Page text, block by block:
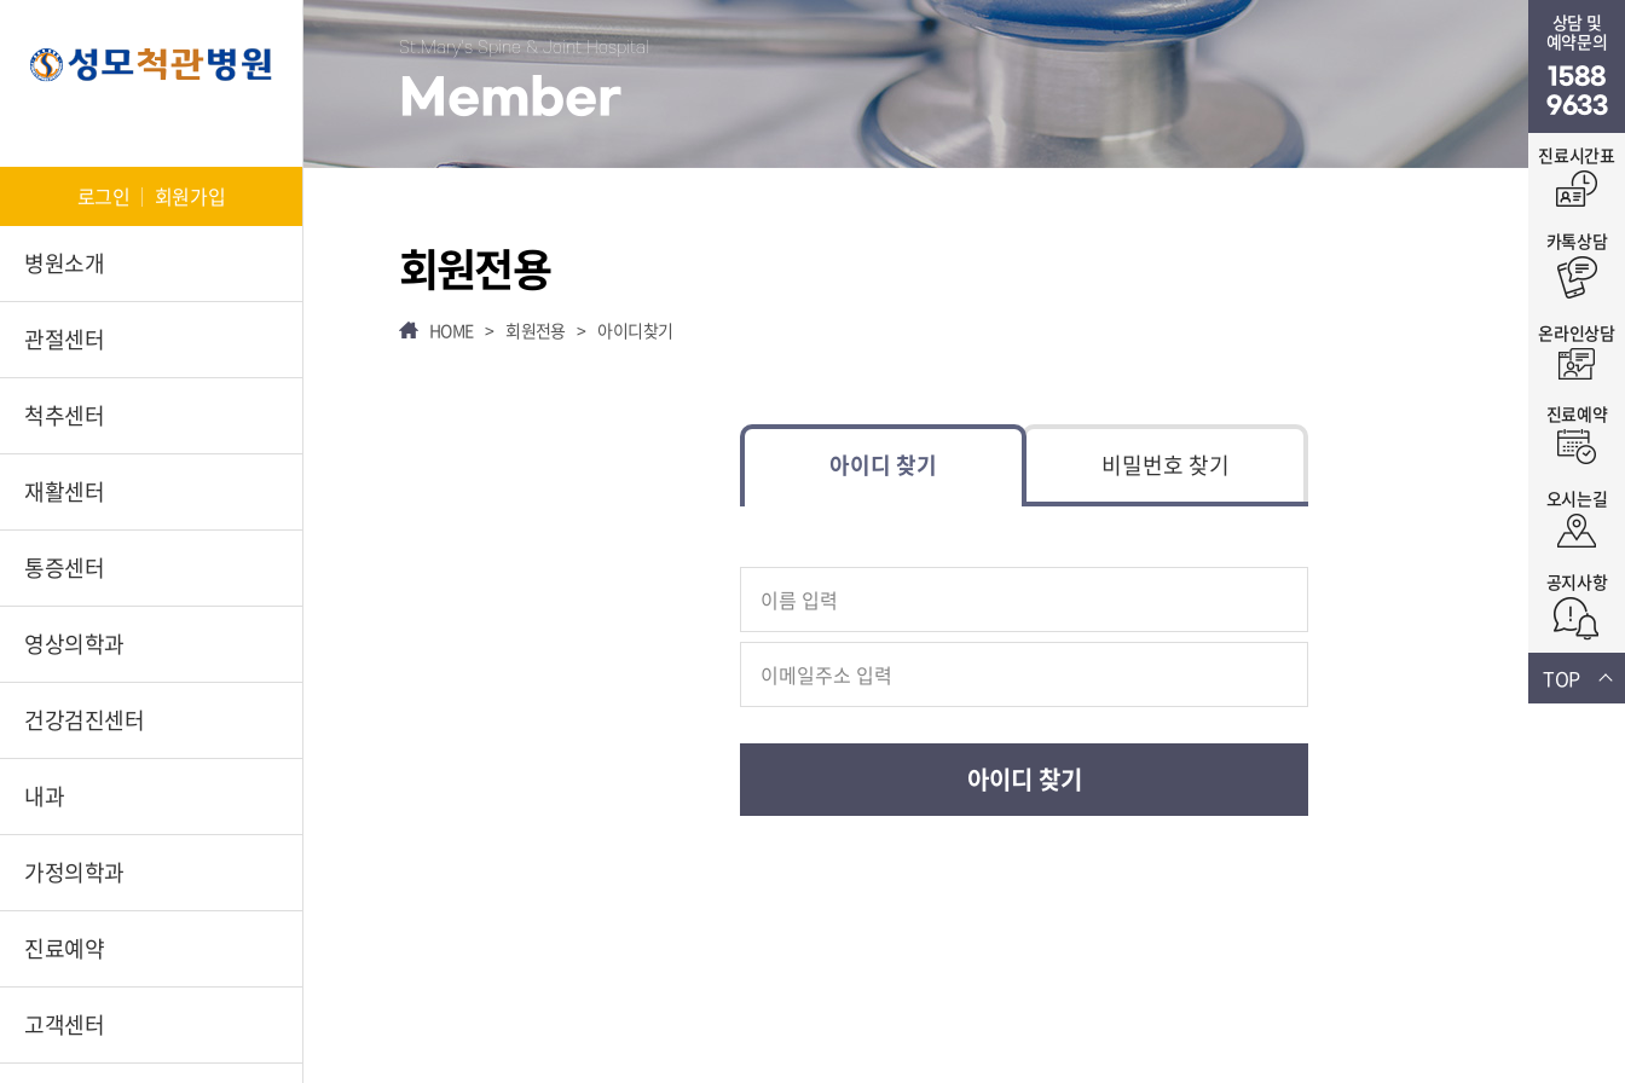
로그인 회원가입
병원소개
관절센터
척추센터
재활센터
통증센터
영상의학과
건강검진센터
내과
가정의학과
진료예약
고객센터
St.Mary's Spine & Joint Hospital
Member
회원전용
HOME > 회원전용 > 아이디찾기
아이디 찾기 비밀번호 찾기
상담 및
예약문의
1588
9633
진료시간표
카톡상담
온라인상담
진료예약
오시는길
공지사항
TOP